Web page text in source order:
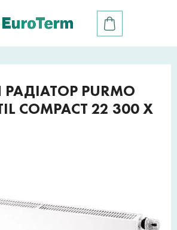
PURMO
COMPACT 22 300 X